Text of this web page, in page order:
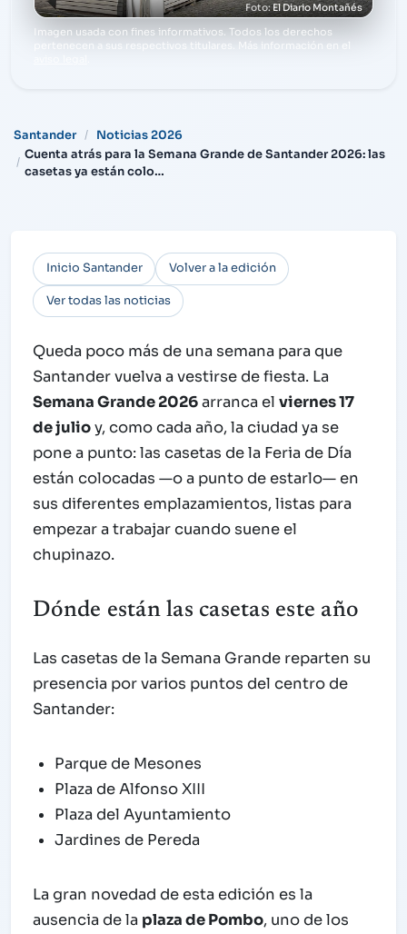
El Diario Montañés
Imagen usada con fines informativos. Todos los derechos
pertenecen a sus respectivos titulares. Más información en el
Santander
Noticias 2026
Cuenta atrás para la Semana Grande de Santander 2026: las
casetas ya están colo…
Inicio Santander Volver a la edición
Ver todas las noticias
Queda poco más de una semana para que
Santander vuelva a vestirse de fiesta. La
Semana Grande 2026arranca el viernes 17
de julioy, como cada año, la ciudad ya se
pone a punto: las casetas de la Feria de Día
están colocadas —o a punto de estarlo— en
sus diferentes emplazamientos, listas para
empezar a trabajar cuando suene el
chupinazo.
Dónde están las casetas este año
Las casetas de la Semana Grande reparten su
presencia por varios puntos del centro de
Santander:
Parque de Mesones
Plaza de Alfonso XIII
Plaza del Ayuntamiento
Jardines de Pereda
La gran novedad de esta edición es la
ausencia de la plaza de Pombo, uno de los